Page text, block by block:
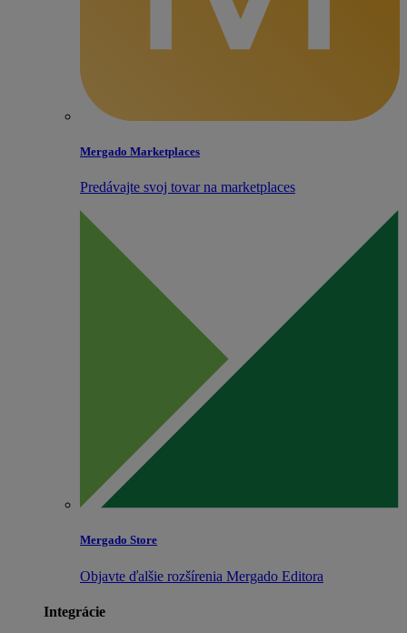
Mergado Marketplaces
Predávajte svoj tovar na marketplaces
Mergado Store
Objavte ďalšie rozšírenia Mergado Editora
Integrácie